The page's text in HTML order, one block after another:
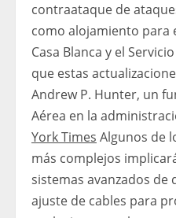
contraataque de
como alojamiento para
Casa Blanca y el
que estas
Andrew P. Hunter, un
Aérea en la
York Times Algunos de
más complejos
sistemas avanzados de
ajuste de cables para